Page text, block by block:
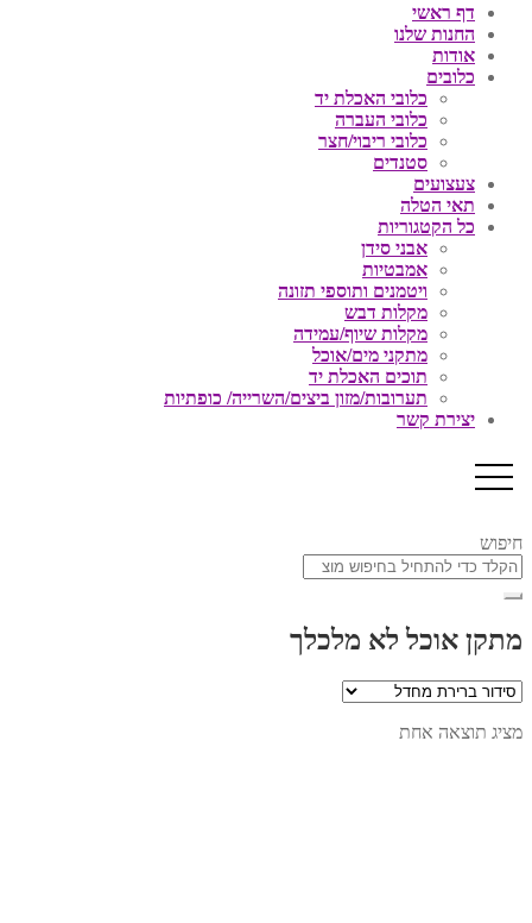
דף ראשי
החנות שלנו
אודות
כלובים
כלובי האכלת יד
כלובי העברה
כלובי ריבוי/חצר
סטנדים
צעצועים
תאי הטלה
כל הקטגוריות
אבני סידן
אמבטיות
ויטמנים ותוספי תזונה
מקלות דבש
מקלות שיוף/עמידה
מתקני מים/אוכל
תוכים האכלת יד
תערובות/מזון ביצים/השרייה/ כופתיות
יצירת קשר
חיפוש
מתקן אוכל לא מלכלך
מציג תוצאה אחת